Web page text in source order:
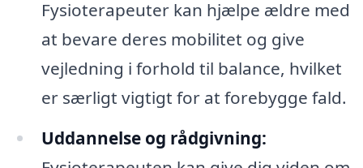
Fysioterapeuter kan hjælpe ældre med
at bevare deres mobilitet og give
vejledning i forhold til balance, hvilket
er særligt vigtigt for at forebygge fald.
Uddannelse og rådgivning: